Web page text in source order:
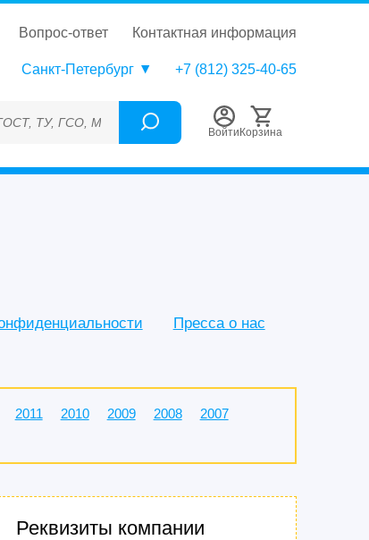
вопрос-ответ контактная информация
Санкт-Петербург +7 (812) 325-40-65
ОСО, СОП, ГРСИ, Каталожный номер (Артикул),
Войти Корзина
Пресса о нас
2011 2010 2009 2008
2007
Реквизиты компании